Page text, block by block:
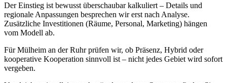
Der Einstieg ist bewusst überschaubar kalkuliert – Details und
regionale Anpassungen besprechen wir erst nach Analyse.
Zusätzliche Investitionen (Räume, Personal, Marketing) hängen
vom Modell ab.
Für Mülheim an der Ruhr prüfen wir, ob Präsenz, Hybrid oder
kooperative Kooperation sinnvoll ist – nicht jedes Gebiet wird sofort
vergeben.